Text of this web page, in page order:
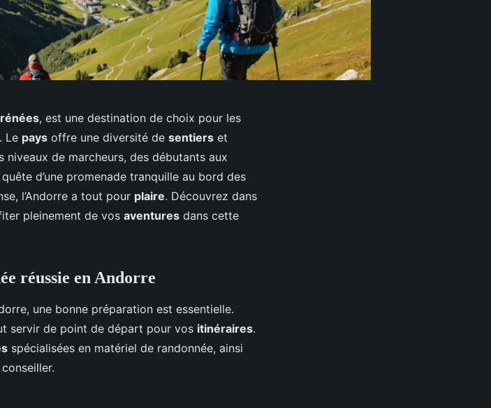
, est une destination de choix pour les
. Le pays offre une diversité de sentiers et
de marcheurs, des débutants aux
d’une promenade tranquille au bord des
l’Andorre a tout pour plaire. Découvrez dans
pleinement de vos aventures dans cette
réussie en Andorre
une bonne préparation est essentielle.
servir de point de départ pour vos itinéraires.
spécialisées en matériel de randonnée, ainsi